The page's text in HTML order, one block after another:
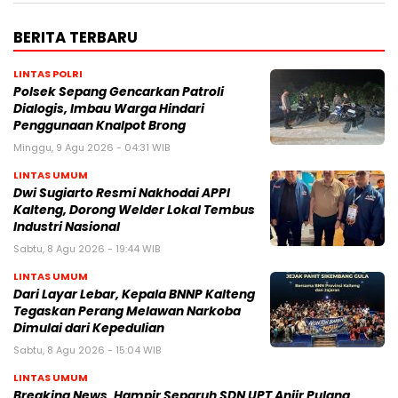
BERITA TERBARU
LINTAS POLRI
Polsek Sepang Gencarkan Patroli
Dialogis, Imbau Warga Hindari
Penggunaan Knalpot Brong
Minggu, 9 Agu 2026 - 04:31 WIB
LINTAS UMUM
Dwi Sugiarto Resmi Nakhodai APPI
Kalteng, Dorong Welder Lokal Tembus
Industri Nasional
Sabtu, 8 Agu 2026 - 19:44 WIB
LINTAS UMUM
Dari Layar Lebar, Kepala BNNP Kalteng
Tegaskan Perang Melawan Narkoba
Dimulai dari Kepedulian
Sabtu, 8 Agu 2026 - 15:04 WIB
LINTAS UMUM